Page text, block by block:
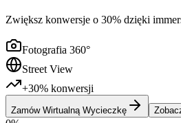
Zwiększ konwersje o 30% dzięki
Fotografia 360°
Street View
+30% konwersji
Zamów Wirtualną Wycieczkę